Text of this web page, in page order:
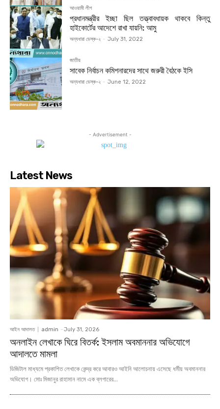
আওয়ামী লীগ
প্রধানমন্ত্রীর ইচ্ছা ছিল তত্ত্বাবধায়ক থাকবে কিন্তু
হাইকোর্টের আদেশে রাখা যায়নি: আমু
অন্যধারা ডেস্ক-২ - July 31, 2022
জাতীয়
সাবেক নির্বাচন কমিশনারদের সাথে জরুরী বৈঠকে ইসি
অন্যধারা ডেস্ক-২ - June 12, 2022
- Advertisement -
Latest News
আইন আদালত admin - July 31, 2026
অনলাইন লেখাকে ঘিরে বিতর্ক: ইসলাম অবমাননার অভিযোগে
আদালতে মামলা
ডিজিটাল মাধ্যমে প্রকাশিত লেখাকে কেন্দ্র করে আবারও আইনি আলোচনায় এসেছে ধর্মীয় অবমাননার
অভিযোগ। মোঃ মিজানুর রাহামান নামে এক ব্লগারের...